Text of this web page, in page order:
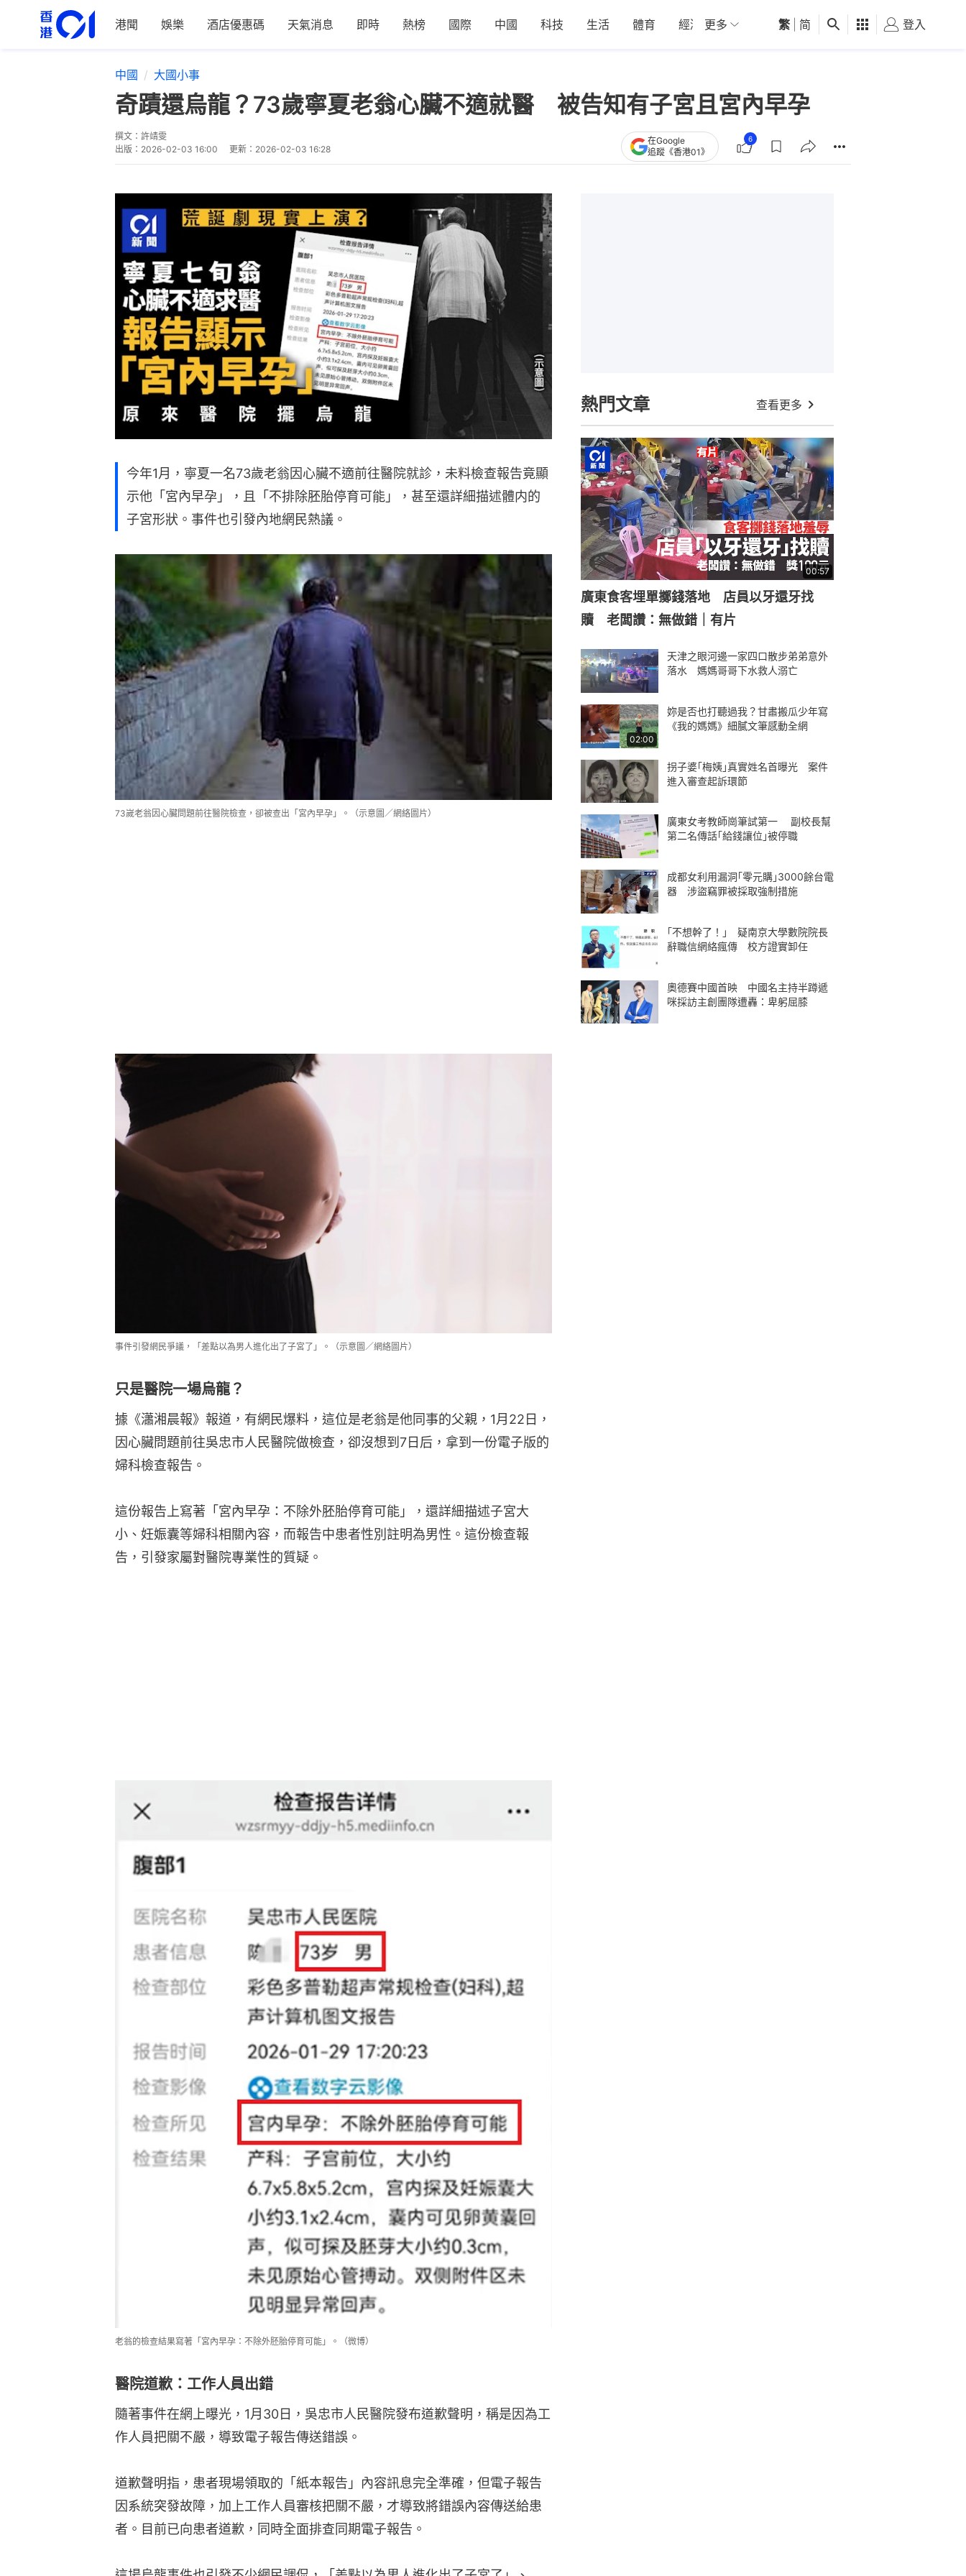
港聞 娛樂 酒店優惠碼 天氣消息 即時 熱榜 國際 中國 科技 生活 體育 經濟 01深圳 觀點 健康 好食玩飛
更多 繁 简 登入
中國 大國小事
奇蹟還烏龍？73歲寧夏老翁心臟不適就醫 被告知有子宮且宮內早孕
撰文： 許靖雯
出版： 2026-02-03 16:00 更新： 2026-02-03 16:28
在Google
追蹤《香港01》
6
今年1月，寧夏一名73歲老翁因心臟不適前往醫院就診，未料檢查報告竟顯
示他「宮內早孕」，且「不排除胚胎停育可能」，甚至還詳細描述體内的
子宮形狀。事件也引發內地網民熱議。
73嵗老翁因心臟問題前往醫院檢查，卻被查出「宮內早孕」。（示意圖／網絡圖片）
事件引發網民爭議，「差點以為男人進化出了子宮了」。（示意圖／網絡圖片）
只是醫院一場烏龍？
據《瀟湘晨報》報道，有網民爆料，這位是老翁是他同事的父親，1月22日，
因心臟問題前往吳忠市人民醫院做檢查，卻沒想到7日后，拿到一份電子版的
婦科檢查報告。
這份報告上寫著「宮內早孕：不除外胚胎停育可能」，還詳細描述子宮大
小、妊娠囊等婦科相關內容，而報告中患者性別註明為男性。這份檢查報
告，引發家屬對醫院專業性的質疑。
老翁的檢查結果寫著「宮內早孕：不除外胚胎停育可能」。（微博）
醫院道歉：工作人員出錯
隨著事件在網上曝光，1月30日，吳忠市人民醫院發布道歉聲明，稱是因為工
作人員把關不嚴，導致電子報告傳送錯誤。
道歉聲明指，患者現場領取的「紙本報告」內容訊息完全準確，但電子報告
因系統突發故障，加上工作人員審核把關不嚴，才導致將錯誤內容傳送給患
者。目前已向患者道歉，同時全面排查同期電子報告。
熱門文章 查看更多
00:57
廣東食客埋單擲錢落地 店員以牙還牙找
贖 老闆讚：無做錯｜有片
天津之眼河邊一家四口散步弟弟意外
落水 媽媽哥哥下水救人溺亡
02:00
妳是否也打聽過我？甘肅搬瓜少年寫
《我的媽媽》細膩文筆感動全網
拐子婆｢梅姨｣真實姓名首曝光 案件
進入審查起訴環節
廣東女考教師崗筆試第一 副校長幫
第二名傳話｢給錢讓位｣被停職
成都女利用漏洞｢零元購｣3000餘台電
器 涉盜竊罪被採取強制措施
｢不想幹了！｣ 疑南京大學數院院長
辭職信網絡瘋傳 校方證實卸任
奧德賽中國首映 中國名主持半蹲遞
咪採訪主創團隊遭轟：卑躬屈膝